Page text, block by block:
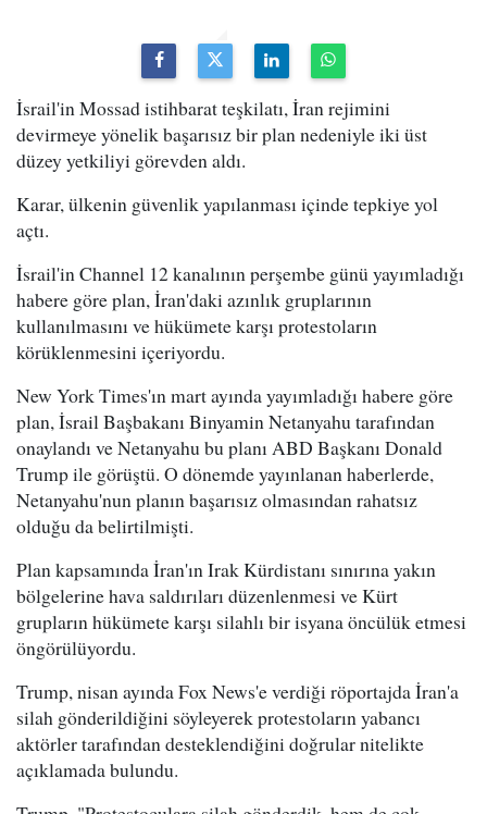
İsrail'in Mossad istihbarat teşkilatı, İran rejimini
devirmeye yönelik başarısız bir plan nedeniyle iki üst
düzey yetkiliyi görevden aldı.
Karar, ülkenin güvenlik yapılanması içinde tepkiye yol
açtı.
İsrail'in Channel 12 kanalının perşembe günü yayımladığı
habere göre plan, İran'daki azınlık gruplarının
kullanılmasını ve hükümete karşı protestoların
körüklenmesini içeriyordu.
New York Times'ın mart ayında yayımladığı habere göre
plan, İsrail Başbakanı Binyamin Netanyahu tarafından
onaylandı ve Netanyahu bu planı ABD Başkanı Donald
Trump ile görüştü. O dönemde yayınlanan haberlerde,
Netanyahu'nun planın başarısız olmasından rahatsız
olduğu da belirtilmişti.
Plan kapsamında İran'ın Irak Kürdistanı sınırına yakın
bölgelerine hava saldırıları düzenlenmesi ve Kürt
grupların hükümete karşı silahlı bir isyana öncülük etmesi
öngörülüyordu.
Trump, nisan ayında Fox News'e verdiği röportajda İran'a
silah gönderildiğini söyleyerek protestoların yabancı
aktörler tarafından desteklendiğini doğrular nitelikte
açıklamada bulundu.